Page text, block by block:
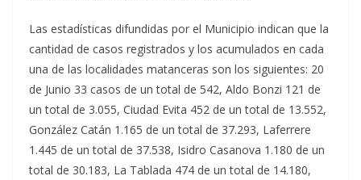
Las estadísticas difundidas por el Municipio indican que la
cantidad de casos registrados y los acumulados en cada
una de las localidades matanceras son los siguientes: 20
de Junio 33 casos de un total de 542, Aldo Bonzi 121 de
un total de 3.055, Ciudad Evita 452 de un total de 13.552,
González Catán 1.165 de un total de 37.293, Laferrere
1.445 de un total de 37.538, Isidro Casanova 1.180 de un
total de 30.183, La Tablada 474 de un total de 14.180,